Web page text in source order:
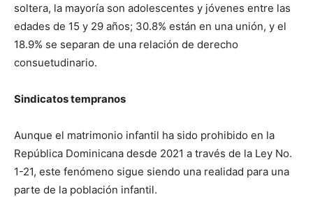
soltera, la mayoría son adolescentes y jóvenes entre las
edades de 15 y 29 años; 30.8% están en una unión, y el
18.9% se separan de una relación de derecho
consuetudinario.
Sindicatos tempranos
Aunque el matrimonio infantil ha sido prohibido en la
República Dominicana desde 2021 a través de la Ley No.
1-21, este fenómeno sigue siendo una realidad para una
parte de la población infantil.